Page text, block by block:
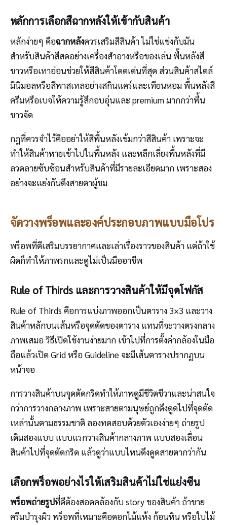
หลักการเลือกสีฉากหลังให้เข้ากับสินค้า
หลักง่ายๆ คือฉากหลังควรเสริมสีสินค้า ไม่ใช่แข่งกับมัน
สำหรับสินค้าสีสดอย่างเครื่องสำอางหรือของเล่น พื้นหลังสี
ขาวหรือเทาอ่อนช่วยให้สีสินค้าโดดเด่นที่สุด ส่วนสินค้าสไตล์
มินิมอลหรือสีพาสเทลอย่างสกินแคร์และเทียนหอม พื้นหลังสี
ครีมหรือเบจให้ความรู้สึกอบอุ่นและ premium มากกว่าพื้น
ขาวจัด
กฎที่ควรจำไว้คืออย่าให้สีพื้นหลังเข้มกว่าสีสินค้า เพราะจะ
ทำให้สินค้าหายเข้าไปในพื้นหลัง และหลีกเลี่ยงพื้นหลังที่มี
ลวดลายซับซ้อนสำหรับสินค้าที่มีรายละเอียดมาก เพราะสอง
อย่างจะแย่งกันดึงสายตาผู้ชม
จัดวางพร็อพและองค์ประกอบภาพแบบมือโปร
พร็อพที่ดีเสริมบรรยากาศและเล่าเรื่องราวของสินค้า แต่ถ้าใช้
ผิดก็ทำให้ภาพรกและดูไม่เป็นมืออาชีพ
Rule of Thirds และการวางสินค้าให้มีจุดโฟกัส
Rule of Thirds คือการแบ่งภาพออกเป็นตาราง 3×3 และวาง
สินค้าหลักบนเส้นหรือจุดตัดของตาราง แทนที่จะวางตรงกลาง
ภาพเสมอ วิธีเปิดใช้งานง่ายมาก เข้าไปที่การตั้งค่ากล้องในมือ
ถือแล้วเปิด Grid หรือ Guideline จะมีเส้นตารางปรากฏบน
หน้าจอ
การวางสินค้าบนจุดตัดกริดทำให้ภาพดูมีชีวิตชีวาและน่าสนใจ
กว่าการวางกลางภาพ เพราะสายตามนุษย์ถูกดึงดูดไปที่จุดตัด
เหล่านั้นตามธรรมชาติ ลองทดสอบด้วยตัวเองง่ายๆ ถ่ายรูป
เดิมสองแบบ แบบแรกวางสินค้ากลางภาพ แบบสองเลื่อน
สินค้าไปที่จุดตัดกริด แล้วดูว่าแบบไหนดึงดูดสายตากว่ากัน
เลือกพร็อพอย่างไรให้เสริมสินค้าไม่ใช่แย่งซีน
พร็อพถ่ายรูปที่ดีต้องสอดคล้องกับ story ของสินค้า ถ้าขาย
ครีมบำรุงผิว พร็อพที่เหมาะคือดอกไม้แห้ง ก้อนหิน หรือใบไม้